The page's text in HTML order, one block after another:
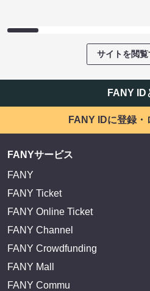
サイトを閲覧
FANY ID
FANY IDに登録・
FANYサービス
FANY
FANY Ticket
FANY Online Ticket
FANY Channel
FANY Crowdfunding
FANY Mall
FANY Commu